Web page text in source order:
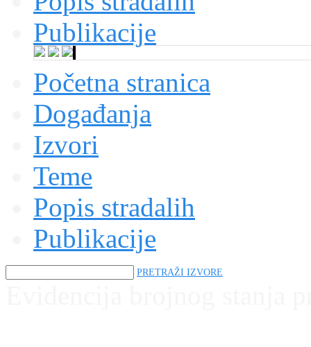
Publikacije
Početna stranica
Događanja
Izvori
Teme
Popis stradalih
Publikacije
PRETRAŽI IZVORE